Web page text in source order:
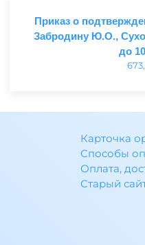
Приказ о
Забродину Ю.О.,
до
Карточка
Способы
Оплата,
Старый